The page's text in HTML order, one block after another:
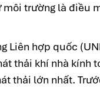
trường là điều
Liên hợp quốc
thải khí nhà kính
thải lớn nhất.